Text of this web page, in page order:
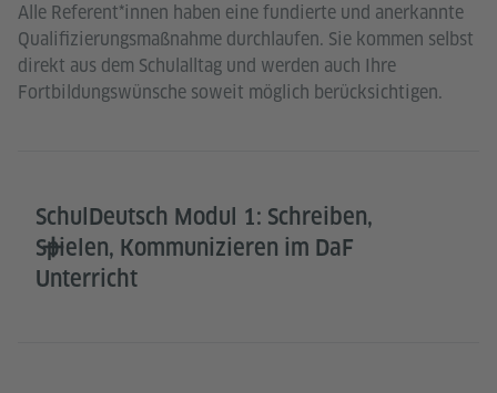
Alle Referent*innen haben eine fundierte und anerkannte
Qualifizierungsmaßnahme durchlaufen. Sie kommen selbst
direkt aus dem Schulalltag und werden auch Ihre
Fortbildungswünsche soweit möglich berücksichtigen.
SchulDeutsch Modul 1: Schreiben,
Spielen, Kommunizieren im DaF
Unterricht